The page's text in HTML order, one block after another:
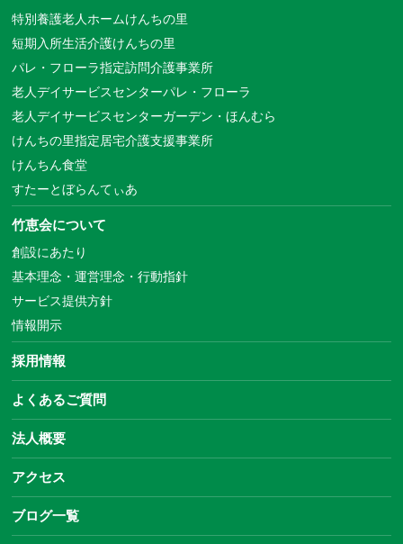
特別養護老人ホームけんちの里
短期入所生活介護けんちの里
パレ・フローラ指定訪問介護事業所
老人デイサービスセンターパレ・フローラ
老人デイサービスセンターガーデン・ほんむら
けんちの里指定居宅介護支援事業所
けんちん食堂
すたーとぼらんてぃあ
竹恵会について
創設にあたり
基本理念・運営理念・行動指針
サービス提供方針
情報開示
採用情報
よくあるご質問
法人概要
アクセス
ブログ一覧